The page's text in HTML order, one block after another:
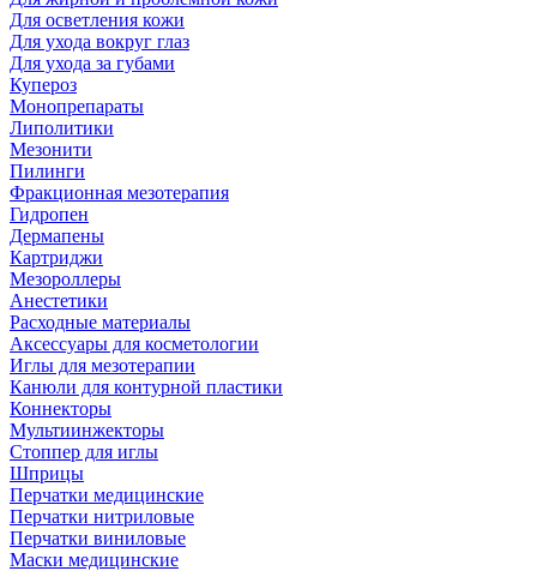
Для осветления кожи
Для ухода вокруг глаз
Для ухода за губами
Купероз
Монопрепараты
Липолитики
Мезонити
Пилинги
Фракционная мезотерапия
Гидропен
Дермапены
Картриджи
Мезороллеры
Анестетики
Расходные материалы
Аксессуары для косметологии
Иглы для мезотерапии
Канюли для контурной пластики
Коннекторы
Мультиинжекторы
Стоппер для иглы
Шприцы
Перчатки медицинские
Перчатки нитриловые
Перчатки виниловые
Маски медицинские